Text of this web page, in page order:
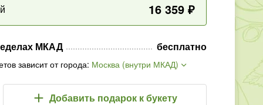
16 359 ₽
МКАД бесплатно
зависит от города: Москва (внутри МКАД)
Добавить подарок к букету